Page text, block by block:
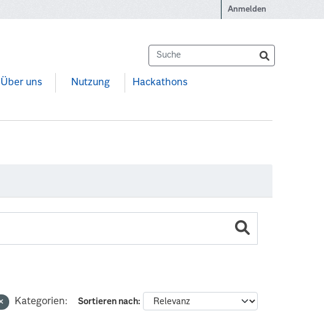
Anmelden
Über uns Nutzung Hackathons
Sortieren nach
Kategorien: